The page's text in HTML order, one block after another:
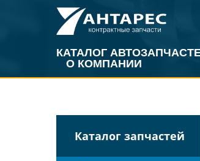
КАТАЛОГ
О КОМПАНИИ
Каталог запчастей